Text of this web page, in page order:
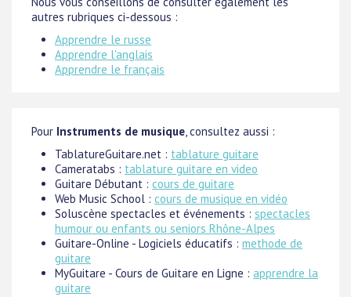
autres rubriques ci-dessous :
Apprendre le russe
Apprendre l'anglais
Apprendre le français
Pour Instruments de musique, consultez aussi :
TablatureGuitare.net : tablature guitare
Cameratabs : tablature guitare en video
Guitare Débutant : cours de guitare
Web Music School : cours de musique en vidéo
Soluscène spectacles et événements : spectacles
humour ou enfants ou seniors Rhône-Alpes
Guitare-Online - Logiciels éducatifs : methode de
guitare
MyGuitare - Cours de Guitare en Ligne : apprendre la
guitare